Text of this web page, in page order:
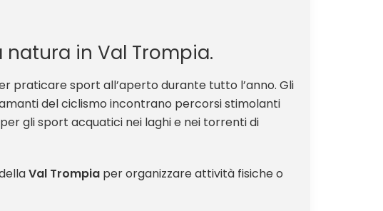
in Val Trompia.
praticare sport all’aperto durante tutto l’anno. Gli
del ciclismo incontrano percorsi stimolanti
gli sport acquatici nei laghi e nei torrenti di
Val Trompia per organizzare attività fisiche o